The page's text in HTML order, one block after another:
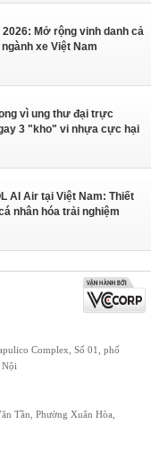
Mở rộng vinh danh cả
xe Việt Nam
vì ung thư đại trực
3 "kho" vi nhựa cực hại
AI Air tại Việt Nam: Thiết
nhân hóa trải nghiệm
Complex, Số 01, phố
Nội
Tần, Phường Xuân Hòa,